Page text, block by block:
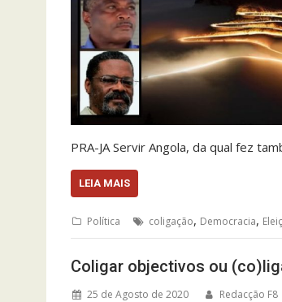
PRA-JA Servir Angola, da qual fez
LEIA MAIS
Política coligação, Democracia,
Coligar objectivos ou
25 de Agosto de 2020 Redacção F8